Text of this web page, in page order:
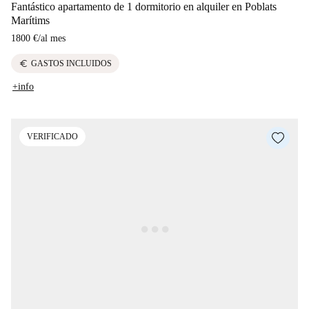
Fantástico apartamento de 1 dormitorio en alquiler en Poblats
Marítims
1800 €/al mes
euro GASTOS INCLUIDOS
+info
VERIFICADO